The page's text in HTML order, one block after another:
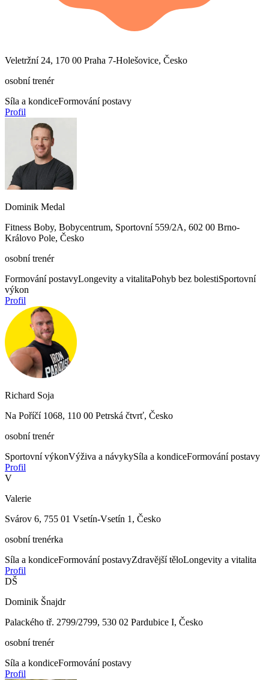
Veletržní 24, 170 00 Praha 7-Holešovice, Česko
osobní trenér
Síla a kondiceFormování postavy
Profil
Dominik Medal
Fitness Boby, Bobycentrum, Sportovní 559/2A, 602 00 Brno-
Královo Pole, Česko
osobní trenér
Formování postavyLongevity a vitalitaPohyb bez bolestiSportovní
výkon
Profil
Richard Soja
Na Poříčí 1068, 110 00 Petrská čtvrť, Česko
osobní trenér
Sportovní výkonVýživa a návykySíla a kondiceFormování postavy
Profil
V
Valerie
Svárov 6, 755 01 Vsetín-Vsetín 1, Česko
osobní trenérka
Síla a kondiceFormování postavyZdravější těloLongevity a vitalita
Profil
DŠ
Dominik Šnajdr
Palackého tř. 2799/2799, 530 02 Pardubice I, Česko
osobní trenér
Síla a kondiceFormování postavy
Profil